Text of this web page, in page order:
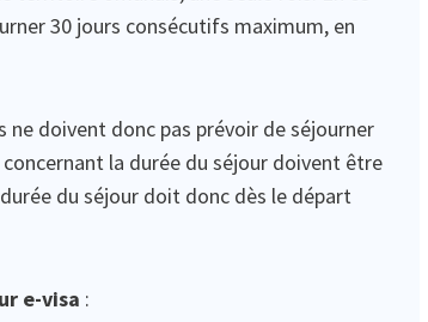
30 jours consécutifs maximum, en
ne doivent donc pas prévoir de séjourner
la durée du séjour doivent être
du séjour doit donc dès le départ
e-visa :